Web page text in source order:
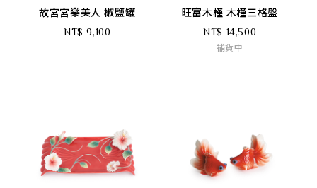
旺富木槿 木槿三格盤
NT$ 14,500
補貨中
故宮宮樂美人 椒鹽罐
NT$ 9,100